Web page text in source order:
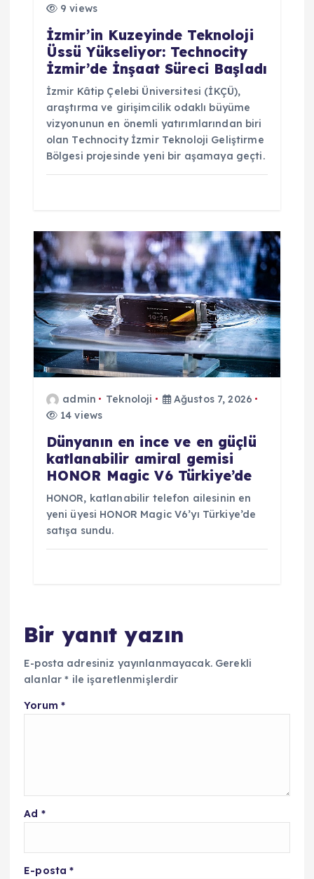
9 views
İzmir’in Kuzeyinde Teknoloji
Üssü Yükseliyor: Technocity
İzmir’de İnşaat Süreci Başladı
İzmir Kâtip Çelebi Üniversitesi (İKÇÜ),
araştırma ve girişimcilik odaklı büyüme
vizyonunun en önemli yatırımlarından biri
olan Technocity İzmir Teknoloji Geliştirme
Bölgesi projesinde yeni bir aşamaya geçti.
admin Teknoloji
Ağustos 7, 2026
14 views
Dünyanın en ince ve en güçlü
katlanabilir amiral gemisi
HONOR Magic V6 Türkiye’de
HONOR, katlanabilir telefon ailesinin en
yeni üyesi HONOR Magic V6’yı Türkiye’de
satışa sundu.
Bir yanıt yazın
E-posta adresiniz yayınlanmayacak. Gerekli
alanlar* ile işaretlenmişlerdir
Yorum *
Ad *
E-posta*